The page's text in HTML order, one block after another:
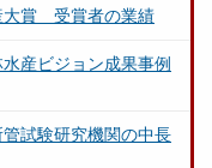
大賞 受賞者の業績
産ビジョン成果事例
試験研究機関の中長